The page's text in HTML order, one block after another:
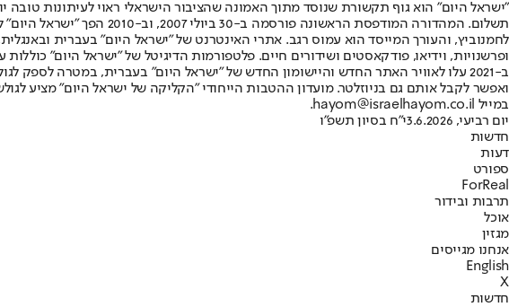
"ישראל היום" הוא גוף תקשורת שנוסד מתוך האמונה שהציבור הישראלי ראוי לעיתונות טובה
תשלום. המהדורה המודפסת
ופרשנויות, וידיאו, פודקאסטים ושידורים חיים. פלטפורמות הדיגיטל של "ישראל היום"
ב-2021 עלו לאוויר האתר החדש והיישומון החדש של "ישראל היום" בעברית, במטרה
ואפשר לקבל אותם גם בניוזלטר. מועדון ההטבות הייחודי "הקליקה של ישראל היום" מציע
במייל hayom@israelhayom.co.il.
יום רביעי, 3.6.2026
י"ח בסיון תשפ"ו
חדשות
דעות
ספורט
ForReal
תרבות ובידור
אוכל
מגזין
אנחנו מגייסים
English
X
חדשות